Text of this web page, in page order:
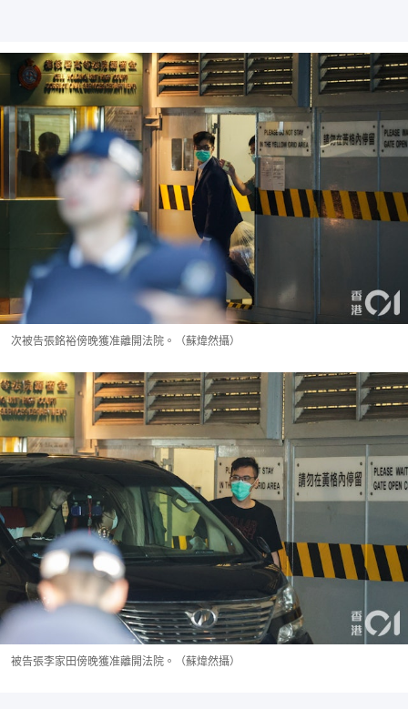
次被告張銘裕傍晚獲准離開法院。（蘇煒然攝）
被告張李家田傍晚獲准離開法院。（蘇煒然攝）